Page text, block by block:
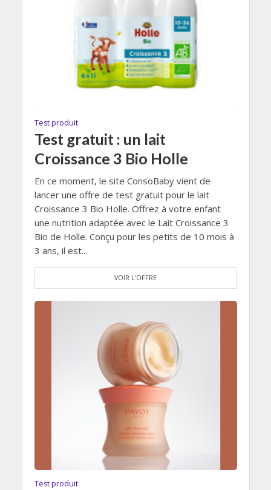
Test produit
Test gratuit : un lait
Croissance 3 Bio Holle
En ce moment, le site ConsoBaby vient de
lancer une offre de test gratuit pour le lait
Croissance 3 Bio Holle. Offrez à votre enfant
une nutrition adaptée avec le Lait Croissance 3
Bio de Holle. Conçu pour les petits de 10 mois à
3 ans, il est...
VOIR L'OFFRE
Test produit